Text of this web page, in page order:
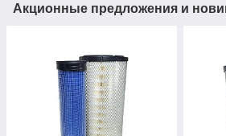
Акционные предложения и